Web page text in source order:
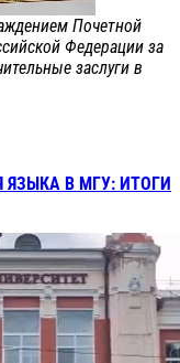
Почетной
Федерации за
заслуги в
В МГУ: ИТОГИ